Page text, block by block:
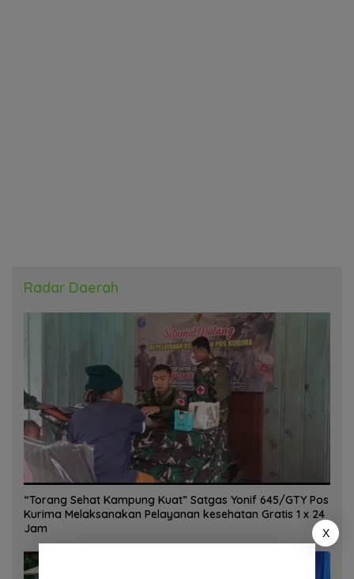
Radar Daerah
“Torang Sehat Kampung Kuat” Satgas Yonif 645/GTY Pos
Kurima Melaksanakan Pelayanan kesehatan Gratis 1 x 24
Jam
X